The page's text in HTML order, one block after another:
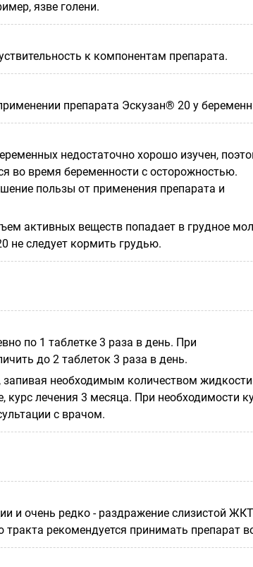
язве голени.
к компонентам препарата.
препарата Эскузан® 20 у
недостаточно хорошо изучен,
во время беременности с осторожностью.
пользы от применения препарата и
активных веществ попадает в грудное
не следует кормить грудью.
по 1 таблетке 3 раза в день. При
до 2 таблеток 3 раза в день.
необходимым количеством
курс лечения 3 месяца. При необходимости
с врачом.
и очень редко - раздражение слизистой
тракта рекомендуется принимать препарат